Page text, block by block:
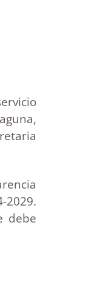
2029.
debe